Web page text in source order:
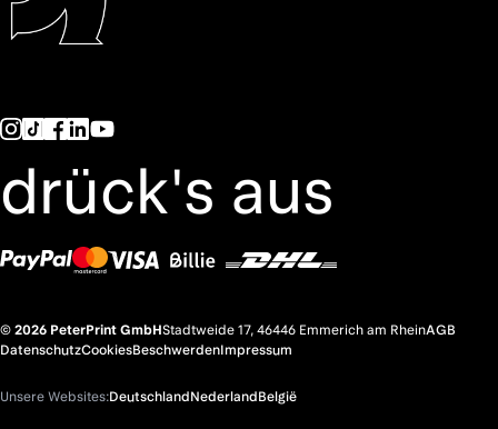
drück's aus
© 2026 PeterPrint GmbHStadtweide 17, 46446 Emmerich am RheinAGB
DatenschutzCookiesBeschwerdenImpressum
Unsere Websites:DeutschlandNederlandBelgië